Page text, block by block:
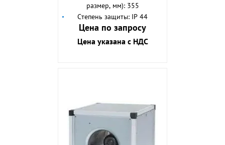
размер, мм): 355
Степень защиты: IP 44
Цена по запросу
Цена указана с НДС